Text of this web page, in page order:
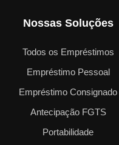
Nossas Soluções
Todos os Empréstimos
Empréstimo Pessoal
Empréstimo Consignado
Antecipação FGTS
Portabilidade